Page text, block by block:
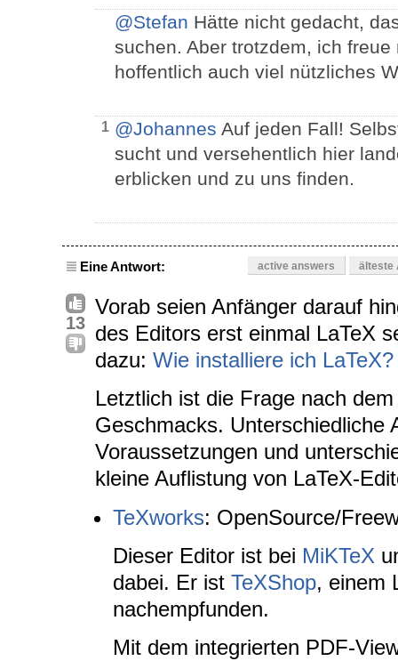
@Stefan Hätte nicht gedacht,
suchen. Aber trotzdem, ich
hoffentlich auch viel nützliches
1 @Johannes Auf jeden Fall!
sucht und versehentlich hier
erblicken und zu uns finden.
Eine Antwort: active answers älteste
13
Vorab seien Anfänger darauf
des Editors erst einmal LaTeX
dazu: Wie installiere ich LaTeX?
Letztlich ist die Frage nach
Geschmacks. Unterschiedliche
Voraussetzungen und
kleine Auflistung von LaTeX-
TeXworks: OpenSource/
Dieser Editor ist bei MiKTeX
dabei. Er ist TeXShop, einem
nachempfunden.
Mit dem integrierten PDF-